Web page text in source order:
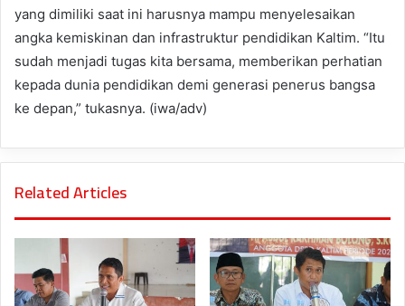
yang dimiliki saat ini harusnya mampu menyelesaikan
angka kemiskinan dan infrastruktur pendidikan Kaltim. “Itu
sudah menjadi tugas kita bersama, memberikan perhatian
kepada dunia pendidikan demi generasi penerus bangsa
ke depan,” tukasnya. (iwa/adv)
Related Articles